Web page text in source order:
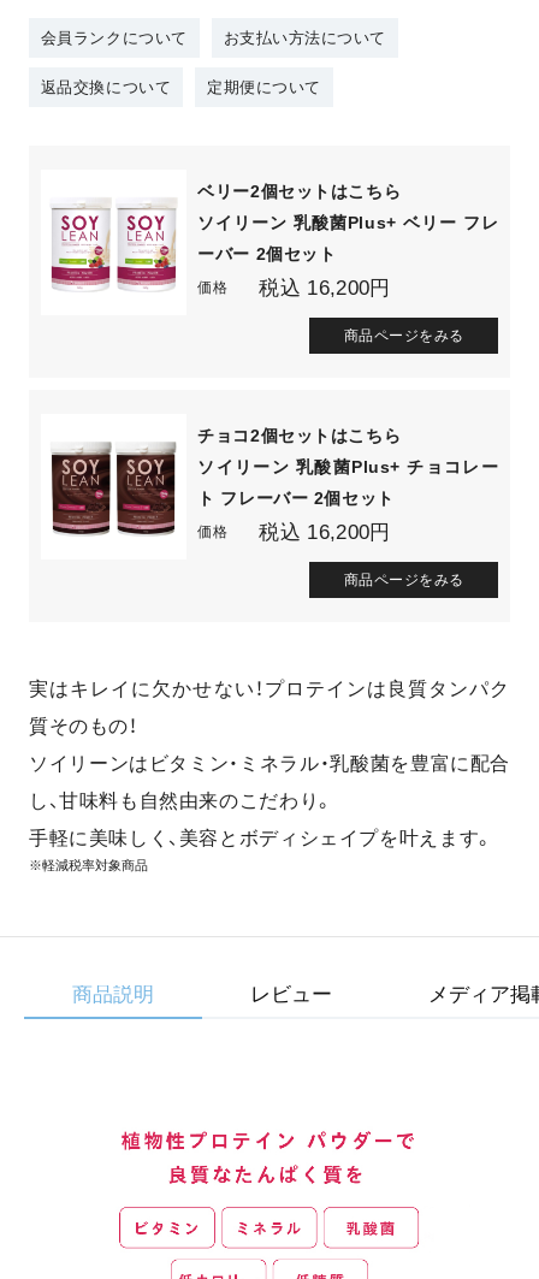
会員ランクについて お支払い方法について
返品交換について 定期便について
ベリー2個セットはこちら
ソイリーン 乳酸菌Plus+ ベリー フレ
ーバー 2個セット
価格 税込 16,200円
商品ページをみる
チョコ2個セットはこちら
ソイリーン 乳酸菌Plus+ チョコレー
ト フレーバー 2個セット
価格 税込 16,200円
商品ページをみる
実はキレイに欠かせない！プロテインは良質タンパク
質そのもの！
ソイリーンはビタミン・ミネラル・乳酸菌を豊富に配合
し、甘味料も自然由来のこだわり。
手軽に美味しく、美容とボディシェイプを叶えます。
※軽減税率対象商品
商品説明 レビュー メディア掲